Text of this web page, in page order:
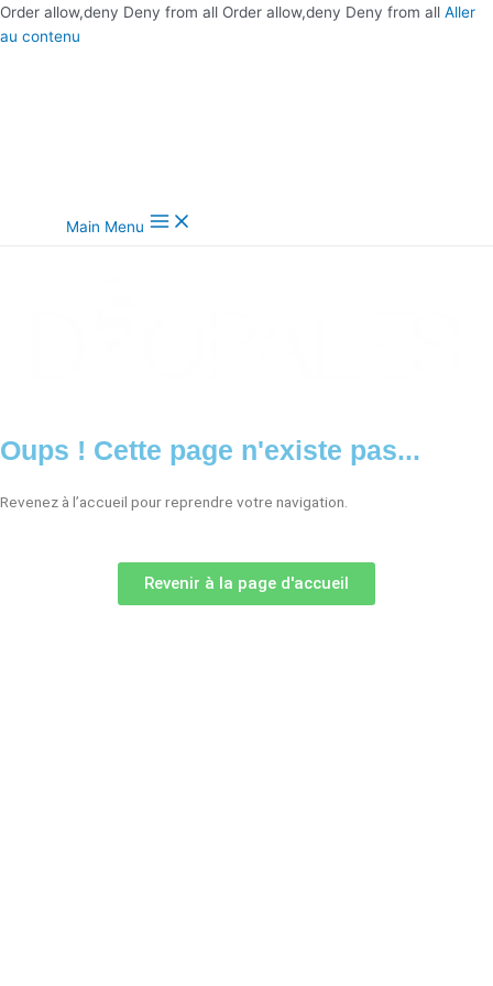
Order allow,deny Deny from all Order allow,deny Deny from all Aller
au contenu
Main Menu
Oups ! Cette page n'existe pas...
Revenez à l’accueil pour reprendre votre navigation.
Revenir à la page d'accueil